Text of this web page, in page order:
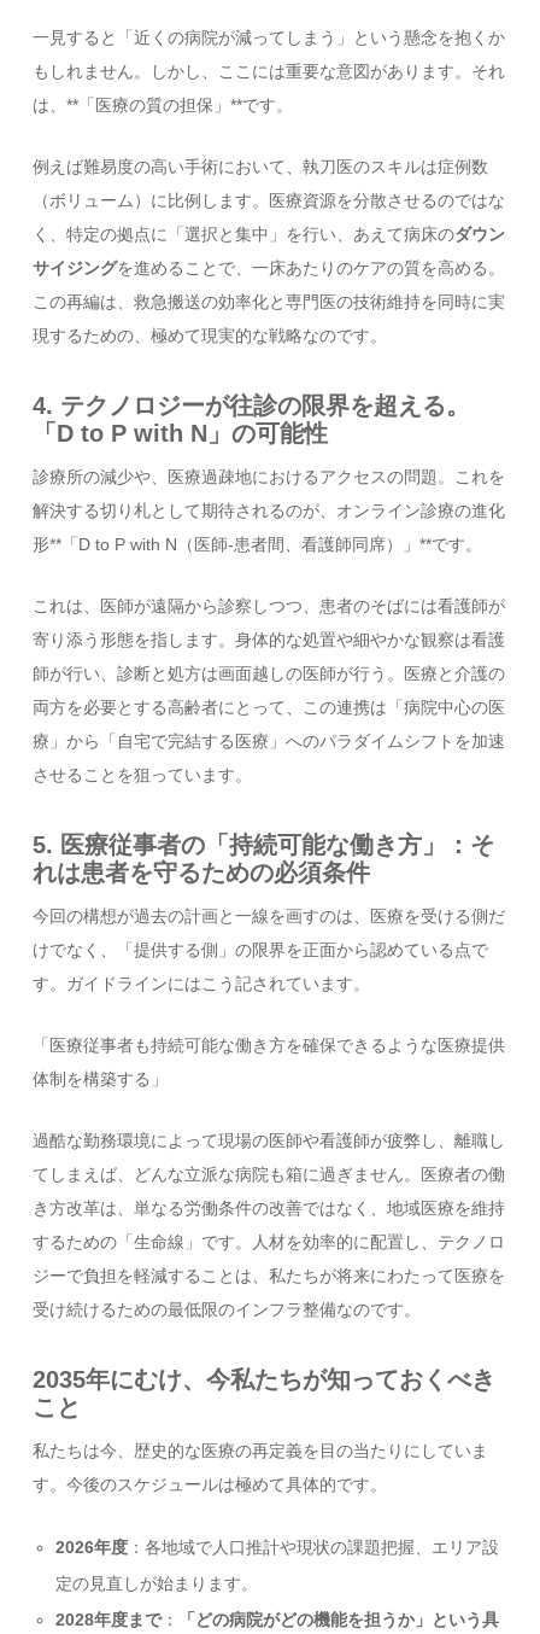
一見すると「近くの病院が減ってしまう」という懸念を抱くか
もしれません。しかし、ここには重要な意図があります。それ
は、**「医療の質の担保」**です。
例えば難易度の高い手術において、執刀医のスキルは症例数
（ボリューム）に比例します。医療資源を分散させるのではな
く、特定の拠点に「選択と集中」を行い、あえて病床のダウン
サイジングを進めることで、一床あたりのケアの質を高める。
この再編は、救急搬送の効率化と専門医の技術維持を同時に実
現するための、極めて現実的な戦略なのです。
4. テクノロジーが往診の限界を超える。
「D to P with N」の可能性
診療所の減少や、医療過疎地におけるアクセスの問題。これを
解決する切り札として期待されるのが、オンライン診療の進化
形**「D to P with N（医師-患者間、看護師同席）」**です。
これは、医師が遠隔から診察しつつ、患者のそばには看護師が
寄り添う形態を指します。身体的な処置や細やかな観察は看護
師が行い、診断と処方は画面越しの医師が行う。医療と介護の
両方を必要とする高齢者にとって、この連携は「病院中心の医
療」から「自宅で完結する医療」へのパラダイムシフトを加速
させることを狙っています。
5. 医療従事者の「持続可能な働き方」：そ
れは患者を守るための必須条件
今回の構想が過去の計画と一線を画すのは、医療を受ける側だ
けでなく、「提供する側」の限界を正面から認めている点で
す。ガイドラインにはこう記されています。
「医療従事者も持続可能な働き方を確保できるような医療提供
体制を構築する」
過酷な勤務環境によって現場の医師や看護師が疲弊し、離職し
てしまえば、どんな立派な病院も箱に過ぎません。医療者の働
き方改革は、単なる労働条件の改善ではなく、地域医療を維持
するための「生命線」です。人材を効率的に配置し、テクノロ
ジーで負担を軽減することは、私たちが将来にわたって医療を
受け続けるための最低限のインフラ整備なのです。
2035年にむけ、今私たちが知っておくべき
こと
私たちは今、歴史的な医療の再定義を目の当たりにしていま
す。今後のスケジュールは極めて具体的です。
2026年度：各地域で人口推計や現状の課題把握、エリア設
定の見直しが始まります。
2028年度まで：
「どの病院がどの機能を担うか」という具